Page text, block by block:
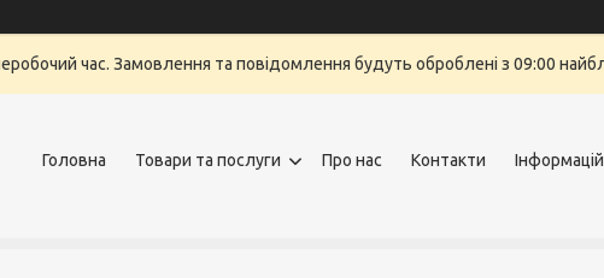
час. Замовлення та повідомлення будуть оброблені з 09:00
Головна Товари та послуги Про нас Контакти